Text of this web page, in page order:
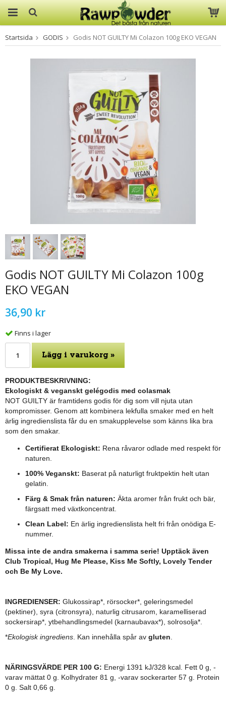
Produkten har blivit tillagd i
varukorgen
Startsida GODIS Godis NOT GUILTY Mi Colazon 100g EKO VEGAN
Godis NOT GUILTY Mi Colazon 100g
EKO VEGAN
36,90 kr
Finns i lager
Lägg i varukorg »
PRODUKTBESKRIVNING:
Ekologiskt & veganskt gelégodis med colasmak
NOT GUILTY är framtidens godis för dig som vill njuta utan
kompromisser. Genom att kombinera lekfulla smaker med en helt
ärlig ingredienslista får du en smakupplevelse som känns lika bra
som den smakar.
Certifierat Ekologiskt: Rena råvaror odlade med respekt för
naturen.
100% Veganskt: Baserat på naturligt fruktpektin helt utan
gelatin.
Färg & Smak från naturen: Äkta aromer från frukt och bär,
färgsatt med växtkoncentrat.
Clean Label: En ärlig ingredienslista helt fri från onödiga E-
nummer.
Missa inte de andra smakerna i samma serie! Upptäck även
Club Tropical, Hug Me Please, Kiss Me Softly, Lovely Tender
och Be My Love.
INGREDIENSER: Glukossirap*, rörsocker*, geleringsmedel
(pektiner), syra (citronsyra), naturlig citrusarom, karamelliserad
sockersirap*, ytbehandlingsmedel (karnaubavax*), solrosolja*.
*Ekologisk ingrediens . Kan innehålla spår av gluten
NÄRINGSVÄRDE PER 100 G: Energi 1391 kJ/328 kcal. Fett 0 g, -
varav mättat 0 g. Kolhydrater 81 g, -varav sockerarter 57 g. Protein
0 g. Salt 0,66 g.